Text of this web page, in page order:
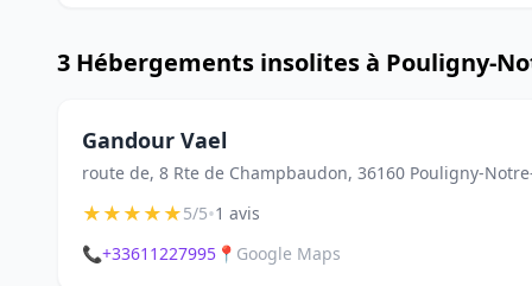
3 Hébergements insolites à Pouligny-
Gandour Vael
route de, 8 Rte de Champbaudon, 36160 Pouligny-
★★★★★5/5•1 avis
📞+33611227995 📍 Google Maps